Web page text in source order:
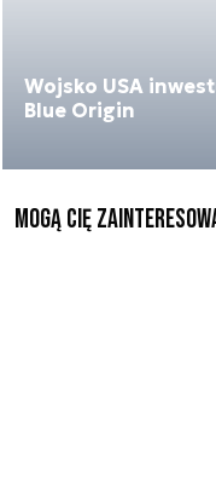
Wojsko USA
Blue Origin
Mogą Cię